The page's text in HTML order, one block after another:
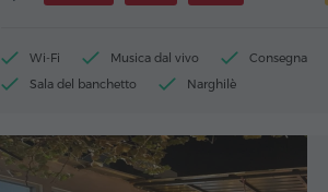
Wi-Fi Musica dal vivo Consegna
Sala del banchetto
Narghilè